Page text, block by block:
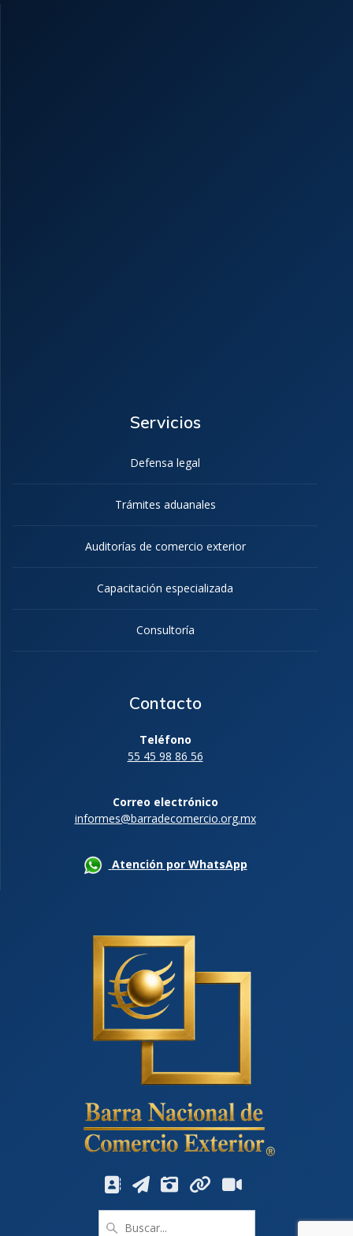
Servicios
Defensa legal
Trámites aduanales
Auditorías de comercio exterior
Capacitación especializada
Consultoría
Contacto
Teléfono
55 45 98 86 56
Correo electrónico
informes@barradecomercio.org.mx
Atención por WhatsApp